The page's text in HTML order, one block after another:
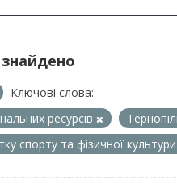
Ключові слова:
ресурсів
спорту та фізичної культури